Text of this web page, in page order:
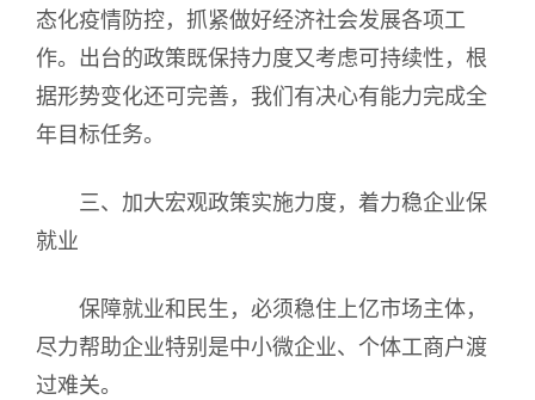
态化疫情防控，抓紧做好经济社会发展各项工
作。出台的政策既保持力度又考虑可持续性，根
据形势变化还可完善，我们有决心有能力完成全
年目标任务。
三、加大宏观政策实施力度，着力稳企业保
就业
保障就业和民生，必须稳住上亿市场主体，
尽力帮助企业特别是中小微企业、个体工商户渡
过难关。